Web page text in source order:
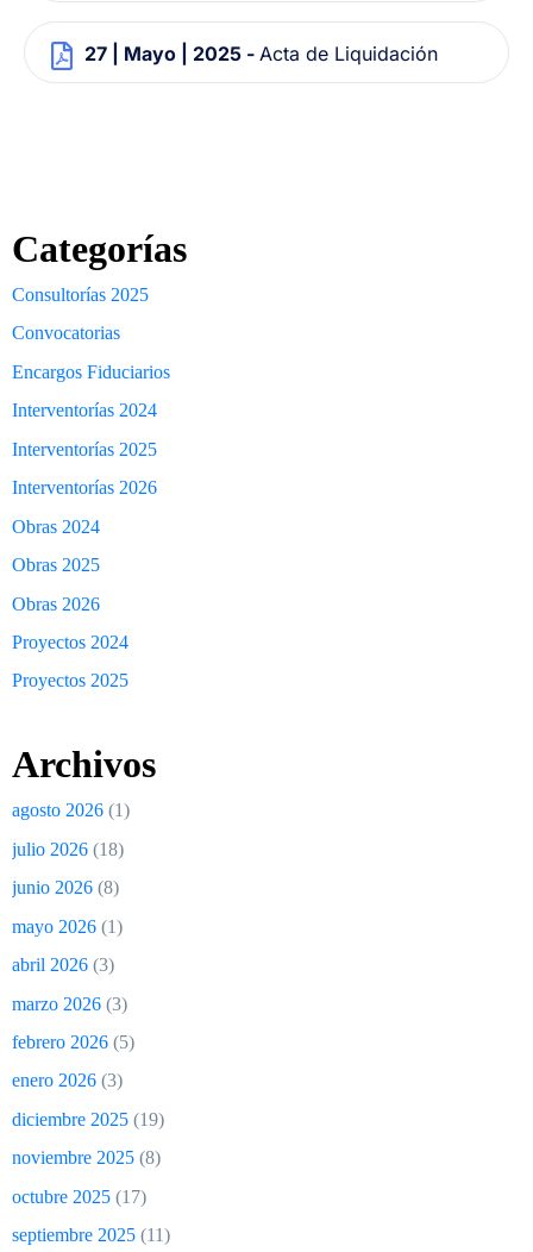
Categorías
Consultorías 2025
Convocatorias
Encargos Fiduciarios
Interventorías 2024
Interventorías 2025
Interventorías 2026
Obras 2024
Obras 2025
Obras 2026
Proyectos 2024
Proyectos 2025
Archivos
agosto 2026 (1)
julio 2026 (18)
junio 2026 (8)
mayo 2026 (1)
abril 2026 (3)
marzo 2026 (3)
febrero 2026 (5)
enero 2026 (3)
diciembre 2025 (19)
noviembre 2025 (8)
octubre 2025 (17)
septiembre 2025 (11)
27 | Mayo | 2025 - Acta de Liquidación